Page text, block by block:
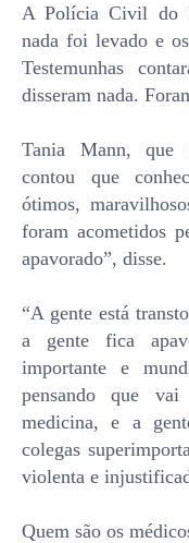
A Polícia Civil do
nada foi levado e
Testemunhas
disseram nada.
Tania Mann, que
contou que
ótimos,
foram acometidos
apavorado”, disse.
“A gente está
a gente fica
importante e
pensando que vai
medicina, e a
colegas
violenta e
Quem são os